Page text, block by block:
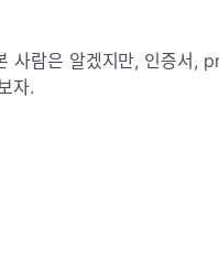
사람은 알겠지만, 인증서,
자.